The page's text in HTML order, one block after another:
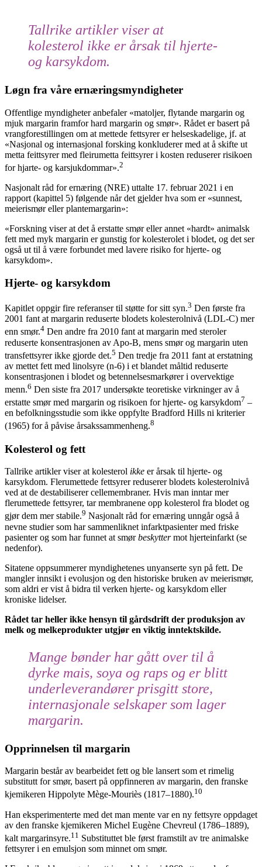
Tallrike artikler viser at
kolesterol ikke er årsak til hjerte-
og karsykdom.
Løgn fra våre ernæringsmyndigheter
Offentlige myndigheter anbefaler «matoljer, flytande margarin og
mjuk margarin framfor hard margarin og smør». Rådet er basert på
vrangforestillingen om at mettede fettsyrer er helseskadelige, jf. at
«Nasjonal og internasjonal forsking konkluderer med at å skifte ut
metta feittsyrer med fleirumetta feittsyrer i kosten reduserer risikoen
for hjarte- og karsjukdommar».2
Nasjonalt råd for ernæring (NRE) uttalte 17. februar 2021 i en
rapport (kapittel 5) følgende når det gjelder hva som er «sunnest,
meierismør eller plantemargarin»:
«Forskning viser at det å erstatte smør eller annet «hardt» animalsk
fett med myk margarin er gunstig for kolesterolet i blodet, og det ser
også ut til å være forbundet med lavere risiko for hjerte- og
karsykdom».
Hjerte- og karsykdom
Kapitlet oppgir fire referanser til støtte for sitt syn.3 Den første fra
2001 fant at margarin reduserte blodets kolesterolnivå (LDL-C) mer
enn smør.4 Den andre fra 2010 fant at margarin med steroler
reduserte konsentrasjonen av Apo-B, mens smør og margarin uten
transfettsyrer ikke gjorde det.5 Den tredje fra 2011 fant at erstatning
av mettet fett med linolsyre (n-6) i et blandet måltid reduserte
konsentrasjonen i blodet og betennelsesmarkører i overvektige
menn.6 Den siste fra 2017 undersøkte teoretiske virkninger av å
erstatte smør med margarin og risikoen for hjerte- og karsykdom7 –
en befolkningsstudie som ikke oppfylte Bradford Hills ni kriterier
(1965) for å påvise årsakssammenheng.8
Kolesterol og fett
Tallrike artikler viser at kolesterol ikke er årsak til hjerte- og
karsykdom. Flerumettede fettsyrer reduserer blodets kolesterolnivå
ved at de destabiliserer cellemembraner. Hvis man inntar mer
flerumettede fettsyrer, tar membranene opp kolesterol fra blodet og
gjør dem mer stabile.9 Nasjonalt råd for ernæring unngår også å
nevne studier som har sammenliknet infarktpasienter med friske
pasienter og som har funnet at smørbeskyttermot hjerteinfarkt (se
nedenfor).
Sitatene oppsummerer myndighetenes unyanserte syn på fett. De
mangler innsikt i evolusjon og den historiske bruken av meierismør,
som aldri er vist å bidra til verken hjerte- og karsykdom eller
kroniske lidelser.
Rådet tar heller ikke hensyn til gårdsdrift der produksjon av
melk og melkeprodukter utgjør en viktig inntektskilde.
Mange bønder har gått over til å
dyrke mais, soya og raps og er blitt
underleverandører prisgitt store,
internasjonale selskaper som lager
margarin.
Opprinnelsen til margarin
Margarin består av bearbeidet fett og ble lansert som et rimelig
substitutt for smør, basert på oppfinneren av margarin, den franske
kjemikeren Hippolyte Mège-Mouriès (1817–1880).10
Han eksperimenterte med det man mente var en ny fettsyre oppdaget
av den franske kjemikeren Michel Eugène Chevreul (1786–1889),
kalt margarinsyre.11 Substituttet ble først framstilt av tre animalske
fettsyrer i en emulsjon som minnet om smør.